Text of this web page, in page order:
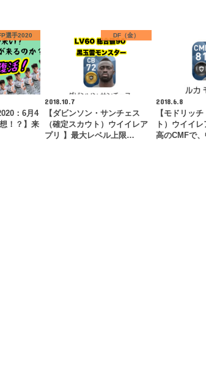
選手2020
：6月4
！？】来
DF（金）
2018.10.7
【ダビンソン・サンチェス
（確定スカウト）ウイイレア
プリ 】最大レベル上限…
2018.6.8
【モドリッ
ト）ウイイ
高のCMFで